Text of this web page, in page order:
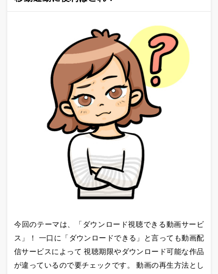
今回のテーマは、「ダウンロード視聴できる動画サービ
ス」！ 一口に「ダウンロードできる」と言っても動画配
信サービスによって 視聴期限やダウンロード可能な作品
が違っているので要チェックです。 動画の再生方法とし